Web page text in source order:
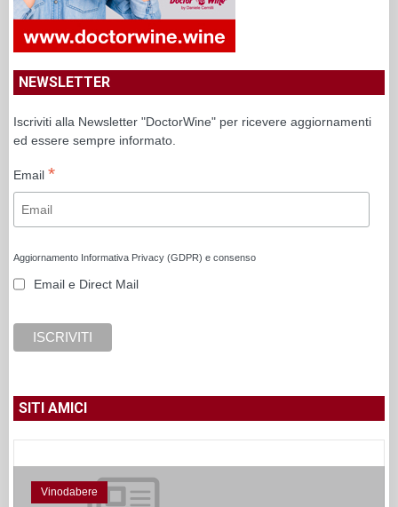
NEWSLETTER
Iscriviti alla Newsletter "DoctorWine" per ricevere aggiornamenti
ed essere sempre informato.
Email *
Aggiornamento Informativa Privacy (GDPR) e consenso
Email e Direct Mail
SITI AMICI
Vinodabere